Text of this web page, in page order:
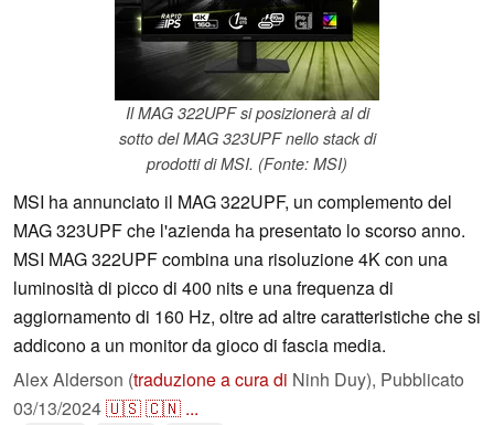
Il MAG 322UPF si posizionerà al di
sotto del MAG 323UPF nello stack di
prodotti di MSI. (Fonte: MSI)
MSI ha annunciato il MAG 322UPF, un complemento del
MAG 323UPF che l'azienda ha presentato lo scorso anno.
MSI MAG 322UPF combina una risoluzione 4K con una
luminosità di picco di 400 nits e una frequenza di
aggiornamento di 160 Hz, oltre ad altre caratteristiche che si
addicono a un monitor da gioco di fascia media.
Alex Alderson (traduzione a cura di Ninh Duy), Pubblicato
03/13/2024🇺🇸🇨🇳 ...